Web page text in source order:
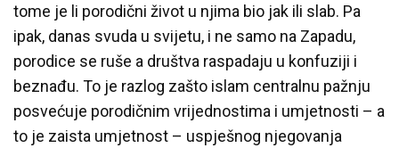
tome je li porodični život u njima bio jak ili slab. Pa
ipak, danas svuda u svijetu, i ne samo na Zapadu,
porodice se ruše a društva raspadaju u konfuziji i
beznađu. To je razlog zašto islam centralnu pažnju
posvećuje porodičnim vrijednostima i umjetnosti – a
to je zaista umjetnost – uspješnog njegovanja